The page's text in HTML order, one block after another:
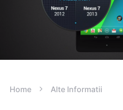
Home Alte Informatii